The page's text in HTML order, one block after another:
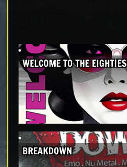
WELCOME TO THE EIGHTIES
BREAKDOWN